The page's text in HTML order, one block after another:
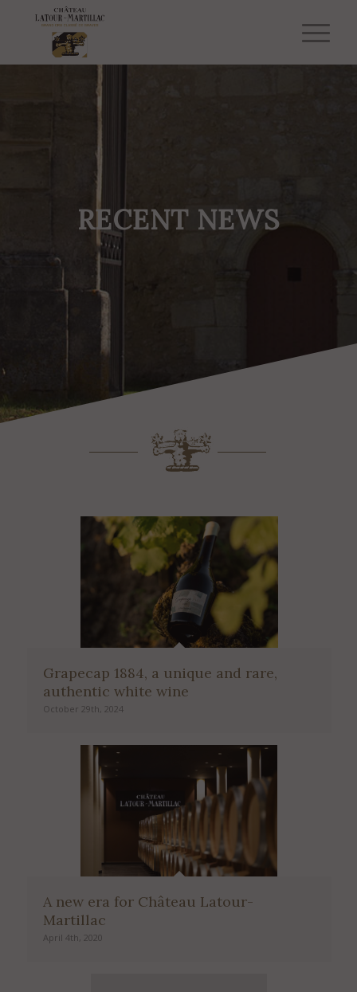
RECENT NEWS
Grapecap 1884, a unique and rare,
authentic white wine
October 29th, 2024
A new era for Château Latour-
Martillac
April 4th, 2020